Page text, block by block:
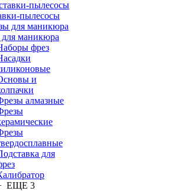
пылесосы
маникюра
фрез
и
алмазные
для
ЕЩЕ 3